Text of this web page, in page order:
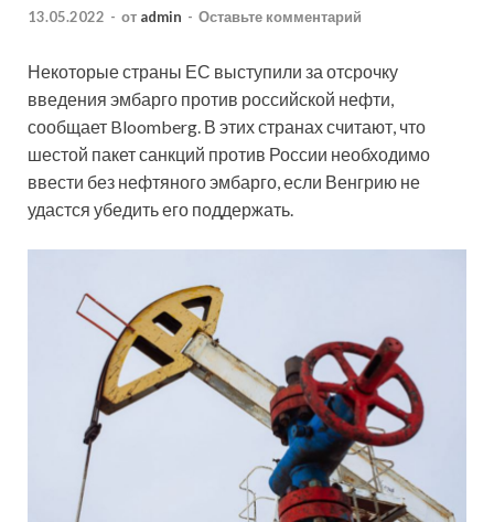
13.05.2022 - от admin - Оставьте комментарий
Некоторые страны ЕС выступили за отсрочку
введения эмбарго против российской нефти,
сообщает Bloomberg. В этих странах считают, что
шестой пакет санкций против России необходимо
ввести без нефтяного эмбарго, если Венгрию не
удастся убедить его поддержать.